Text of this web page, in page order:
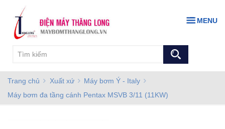
MENU
Trang chủ Xuất xứ
Máy bơm Ý - Italy
Máy bơm đa tầng cánh Pentax MSVB 3/11 (11KW)